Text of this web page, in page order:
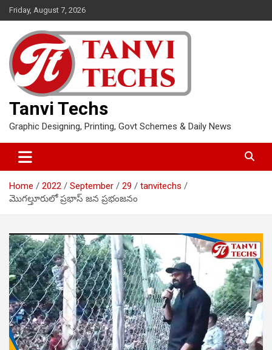
Skip
to
content
Friday, August 7, 2026
Tanvi Techs
Graphic Designing, Printing, Govt Schemes & Daily News
Home 2022 September 29
tanvitechs
మొగల్తూరులో ప్రభాస్ జన ప్రభంజనం